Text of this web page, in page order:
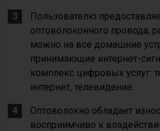
Пользователю
оптоволоконного провода,
можно на все домашние
принимающие интернет-
комплекс цифровых услуг:
интернет, телевидение.
Оптоволокно обладает
восприимчиво к